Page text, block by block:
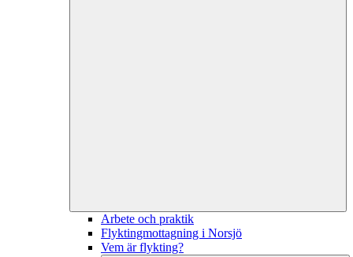
Arbete och praktik
Flyktingmottagning i Norsjö
Vem är flykting?